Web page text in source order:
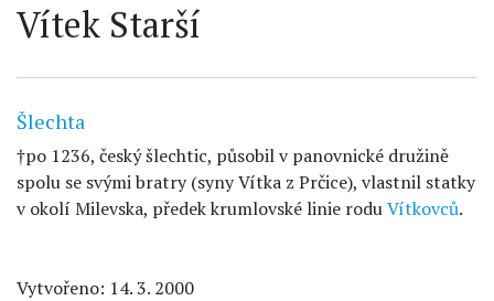
Vítek Starší
Šlechta
†po 1236, český šlechtic, působil v panovnické družině
spolu se svými bratry (syny Vítka z Prčice), vlastnil statky
v okolí Milevska, předek krumlovské linie roduVítkovců.
Vytvořeno: 14. 3. 2000